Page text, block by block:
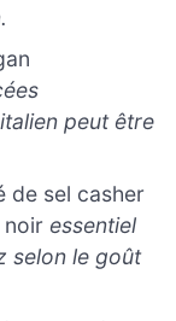
peut être
de sel casher
noiressentiel
selon le goût